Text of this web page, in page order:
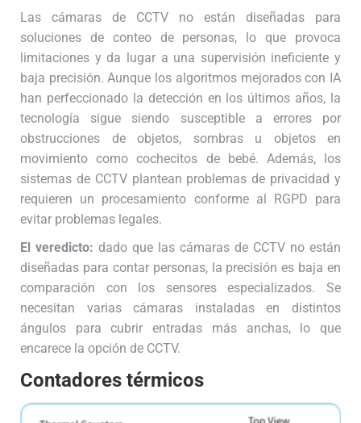
Las cámaras de CCTV no están diseñadas para
soluciones de conteo de personas, lo que provoca
limitaciones y da lugar a una supervisión ineficiente y
baja precisión. Aunque los algoritmos mejorados con IA
han perfeccionado la detección en los últimos años, la
tecnología sigue siendo susceptible a errores por
obstrucciones de objetos, sombras u objetos en
movimiento como cochecitos de bebé. Además, los
sistemas de CCTV plantean problemas de privacidad y
requieren un procesamiento conforme al RGPD para
evitar problemas legales.
El veredicto: dado que las cámaras de CCTV no están
diseñadas para contar personas, la precisión es baja en
comparación con los sensores especializados. Se
necesitan varias cámaras instaladas en distintos
ángulos para cubrir entradas más anchas, lo que
encarece la opción de CCTV.
Contadores térmicos